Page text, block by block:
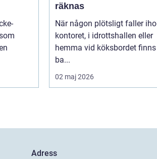
räknas
När någon plötsligt faller
kontoret, i idrottshallen eller
hemma vid köksbordet
ba...
02 maj 2026
Adress